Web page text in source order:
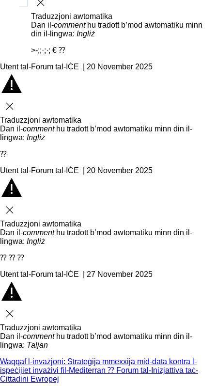
Agħlaq
Traduzzjoni awtomatika
Dan il-commenthu tradott b’mod awtomatiku minn
din il-lingwa: Ingliż
>-;;·;·; € ⁇
Utent tal-Forum tal-IĊE | 20 November 2025
Agħlaq
Traduzzjoni awtomatika
Dan il-commenthu tradott b’mod awtomatiku minn din il-
lingwa: Ingliż
⁇
Utent tal-Forum tal-IĊE | 20 November 2025
Agħlaq
Traduzzjoni awtomatika
Dan il-commenthu tradott b’mod awtomatiku minn din il-
lingwa: Ingliż
⁇ ⁇ ⁇
Utent tal-Forum tal-IĊE | 27 November 2025
Agħlaq
Traduzzjoni awtomatika
Dan il-commenthu tradott b’mod awtomatiku minn din il-
lingwa: Taljan
Waqqaf l-invażjoni: Strateġija mmexxija mid-data kontra l-
ispeċijiet invażivi fil-Mediterran ⁇ Forum tal-Inizjattiva taċ-
Ċittadini Ewropej